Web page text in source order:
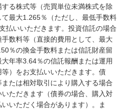
る株式等（売買単位未満株式を除
最大1.265％（ただし、最低手数料
払いいただきます。投資信託の場合
数料等（直接的費用として、最大
％の換金手数料または信託財産留
年率3.64％の信託報酬または運用
）をお支払いいただきます。債
たは相対取引により購入する場合
ただきます（債券の場合、購入対
いただく場合があります）。ま